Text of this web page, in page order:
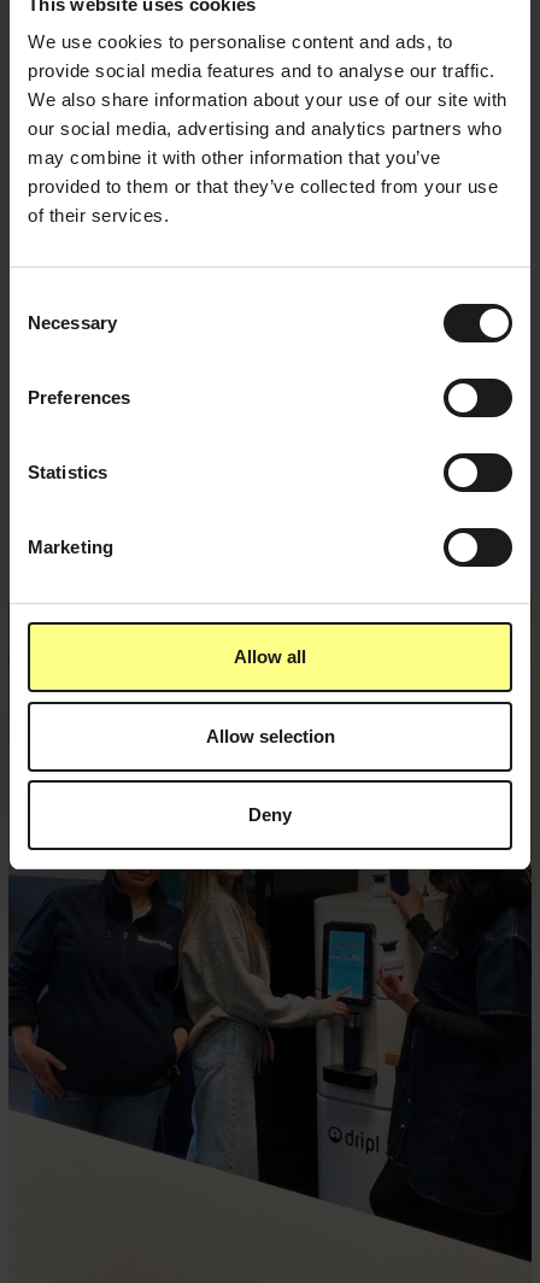
We use cookies to personalise content and ads, to
provide social media features and to analyse our traffic.
We also share information about your use of our site with
our social media, advertising and analytics partners who
may combine it with other information that you’ve
provided to them or that they’ve collected from your use
of their services.
Selection
Necessary
Preferences
Statistics
Marketing
Allow all
Allow selection
Deny
⬇️ Download deze case study
De belangrijkste weetjes over onze impact bij Visma
op een rijtje? Check!
✅ Boost jouw voorstel:
versterken.Ontdek hier hoe jij je
✅ Deel het met je team:
om snel